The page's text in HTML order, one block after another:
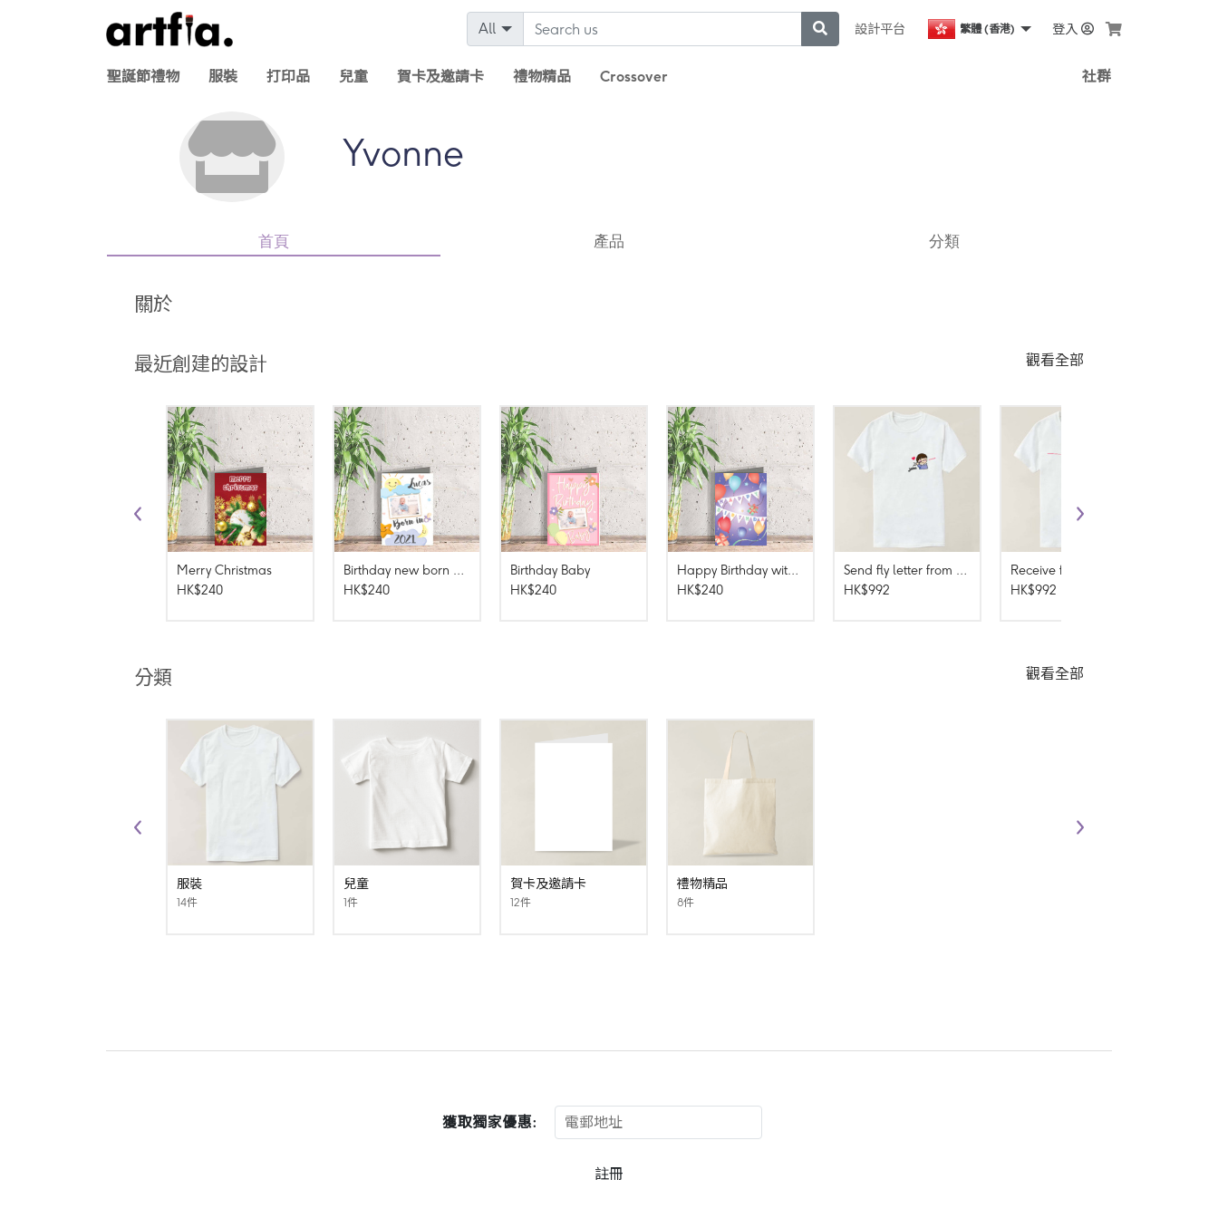
All 設計平台 繁體 (香港) 登入
聖誕節禮物 服裝 打印品 兒童 賀卡及邀請卡 禮物精品 Crossover 社群
Yvonne
首頁 產品 分類
關於
最近創建的設計 觀看全部
Merry Christmas
HK$240
Birthday new born baby
HK$240
Birthday Baby
HK$240
Happy Birthday with my daughter
HK$240
Send fly letter from Valentine's Day
HK$992
HK$992
分類 觀看全部
服裝
14件
兒童
1件
賀卡及邀請卡
12件
禮物精品
8件
獲取獨家優惠:
註冊